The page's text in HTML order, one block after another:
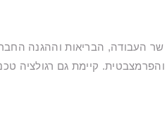
שר העבודה, הבריאות וההגנה
והפרמצבטית. קיימת גם רגולציה